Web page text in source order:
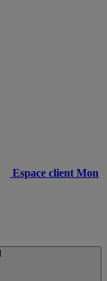
Espace client Mon